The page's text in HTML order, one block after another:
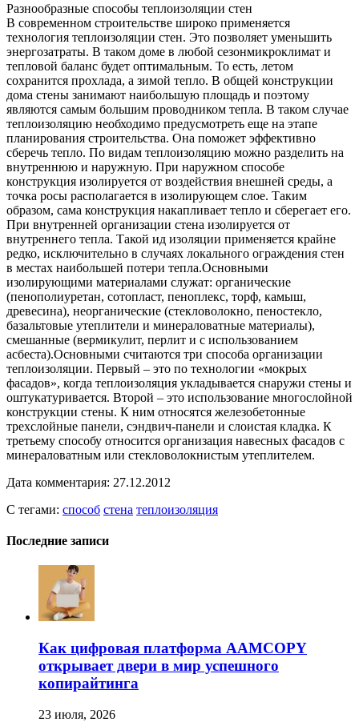
Разнообразные способы теплоизоляции стен
В современном строительстве широко применяется
технология теплоизоляции стен. Это позволяет уменьшить
энергозатраты. В таком доме в любой сезонмикроклимат и
тепловой баланс будет оптимальным. То есть, летом
сохранится прохлада, а зимой тепло. В общей конструкции
дома стены занимают наибольшую площадь и поэтому
являются самым большим проводником тепла. В таком случае
теплоизоляцию необходимо предусмотреть еще на этапе
планирования строительства. Она поможет эффективно
сберечь тепло. По видам теплоизоляцию можно разделить на
внутреннюю и наружную. При наружном способе
конструкция изолируется от воздействия внешней среды, а
точка росы располагается в изолирующем слое. Таким
образом, сама конструкция накапливает тепло и сберегает его.
При внутренней организации стена изолируется от
внутреннего тепла. Такой ид изоляции применяется крайне
редко, исключительно в случаях локального ограждения стен
в местах наибольшей потери тепла.Основными
изолирующими материалами служат: органические
(пенополиуретан, сотопласт, пеноплекс, торф, камыш,
древесина), неорганические (стекловолокно, пеностекло,
базальтовые утеплители и минераловатные материалы),
смешанные (вермикулит, перлит и с использованием
асбеста).Основными считаются три способа организации
теплоизоляции. Первый – это по технологии «мокрых
фасадов», когда теплоизоляция укладывается снаружи стены и
оштукатуривается. Второй – это использование многослойной
конструкции стены. К ним относятся железобетонные
трехслойные панели, сэндвич-панели и слоистая кладка. К
третьему способу относится организация навесных фасадов с
минераловатным или стекловолокнистым утеплителем.
Дата комментария: 27.12.2012
С тегами: способ стена теплоизоляция
Последние записи
Как цифровая платформа AAMCOPY
открывает двери в мир успешного
копирайтинга
23 июля, 2026